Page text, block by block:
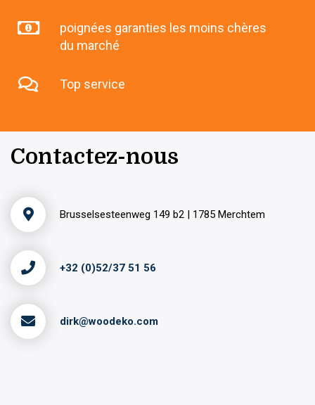
poignées garanties les moins chères
du marché
Top service
Contactez-nous
Brusselsesteenweg 149 b2 | 1785 Merchtem
+32 (0)52/37 51 56
dirk@woodeko.com